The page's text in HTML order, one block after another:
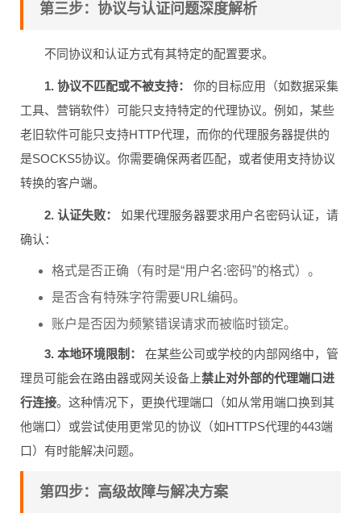
第三步：协议与认证问题深度解析
不同协议和认证方式有其特定的配置要求。
1. 协议不匹配或不被支持：
你的目标应用（如数据采集
工具、营销软件）可能只支持特定的代理协议。例如，某些
老旧软件可能只支持HTTP代理，而你的代理服务器提供的
是SOCKS5协议。你需要确保两者匹配，或者使用支持协议
转换的客户端。
2. 认证失败：
如果代理服务器要求用户名密码认证，请
确认：
格式是否正确（有时是“用户名:密码”的格式）。
是否含有特殊字符需要URL编码。
账户是否因为频繁错误请求而被临时锁定。
3. 本地环境限制：
在某些公司或学校的内部网络中，管
理员可能会在路由器或网关设备上禁止对外部的代理端口进
行连接。这种情况下，更换代理端口（如从常用端口换到其
他端口）或尝试使用更常见的协议（如HTTPS代理的443端
口）有时能解决问题。
第四步：高级故障与解决方案